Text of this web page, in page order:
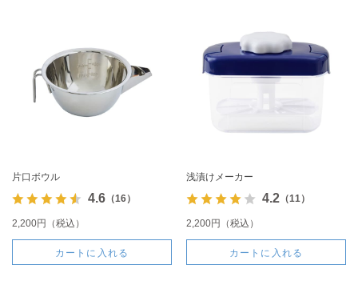
片口ボウル
4.6（16）
2,200円（税込）
カートに入れる
浅漬けメーカー
4.2（11）
2,200円（税込）
カートに入れる